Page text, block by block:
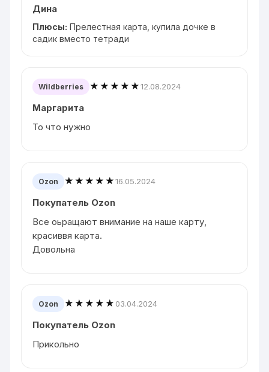
Дина
Плюсы: Прелестная карта, купила дочке в
садик вместо тетради
Wildberries ★★★★★12.08.2024
Маргарита
То что нужно
Ozon ★★★★★16.05.2024
Покупатель Ozon
Все оьращают внимание на наше карту,
красиввя карта.
Довольна
Ozon ★★★★★ 03.04.2024
Покупатель Ozon
Прикольно